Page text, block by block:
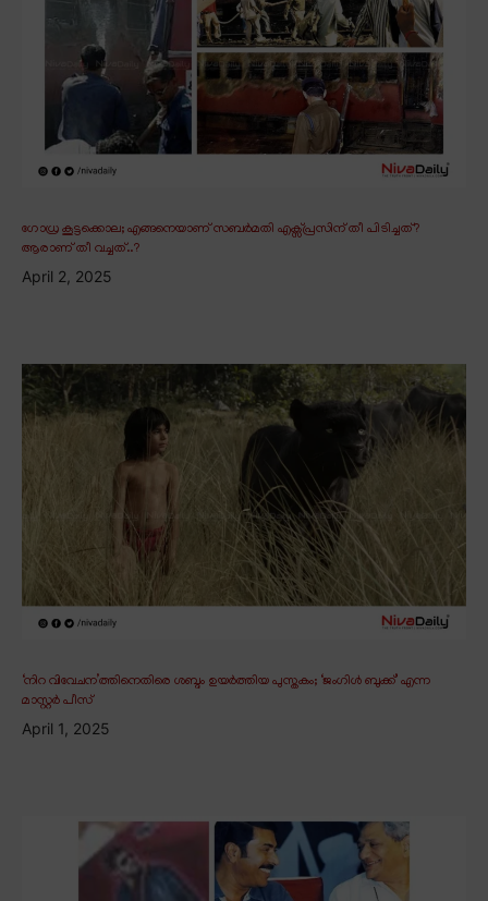
ഗോധ്ര കൂട്ടക്കൊല; എങ്ങനെയാണ് സബർമതി എക്സ്പ്രസിന് തീ പിടിച്ചത്?
ആരാണ് തീ വച്ചത്..?
April 2, 2025
‘നിറ വിവേചന’ത്തിനെതിരെ ശബ്ദം ഉയർത്തിയ പുസ്തകം; ‘ജംഗിൾ ബുക്ക്’ എന്ന
മാസ്റ്റർ പീസ്
April 1, 2025